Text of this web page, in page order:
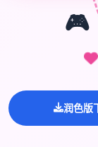
🎮
润色版